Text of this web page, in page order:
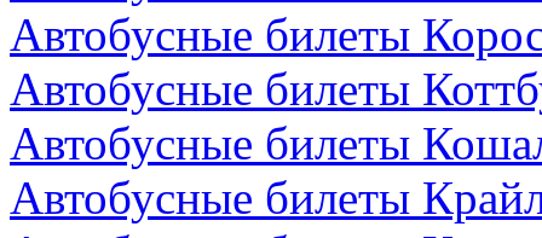
Автобусные билеты
Автобусные билеты
Автобусные билеты
Автобусные билеты